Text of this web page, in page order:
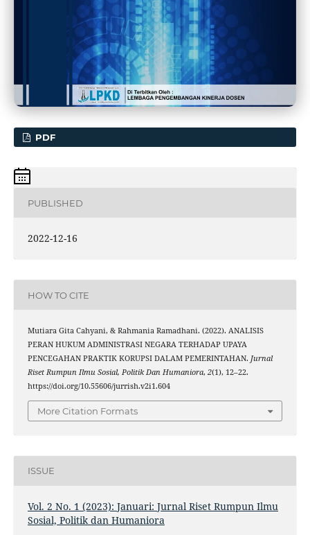
PDF
PUBLISHED
2022-12-16
HOW TO CITE
Mutiara Gita Cahyani, & Rahmania Ramadhani. (2022). ANALISIS
PERAN HUKUM ADMINISTRASI NEGARA TERHADAP UPAYA
PENCEGAHAN PRAKTIK KORUPSI DALAM PEMERINTAHAN. Jurnal
Riset Rumpun Ilmu Sosial, Politik Dan Humaniora, 2(1), 12–22.
https://doi.org/10.55606/jurrish.v2i1.604
More Citation Formats
ISSUE
Vol. 2 No. 1 (2023): Januari: Jurnal Riset Rumpun Ilmu
Sosial, Politik dan Humaniora